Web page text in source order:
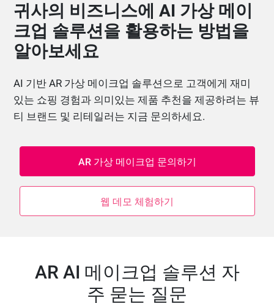
귀사의 비즈니스에 AI 가상 메이
크업 솔루션을 활용하는 방법을
알아보세요
AI 기반 AR 가상 메이크업 솔루션으로 고객에게 재미
있는 쇼핑 경험과 의미있는 제품 추천을 제공하려는 뷰
티 브랜드 및 리테일러는 지금 문의하세요.
AR 가상 메이크업 문의하기
웹 데모 체험하기
AR AI 메이크업 솔루션 자
주 묻는 질문